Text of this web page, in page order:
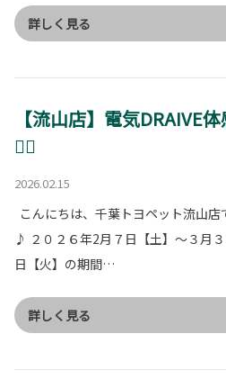
詳しく見る
【流山店】電気DRAIVE
🏳‍🌈
2026.02.15
こんにちは、千葉トヨペット流山店
♪ ２０２６年2月７日【土】～３月３
日【火】の期間…
詳しく見る